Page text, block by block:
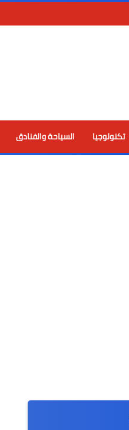
تكنولوجيا السياحة والفنادق